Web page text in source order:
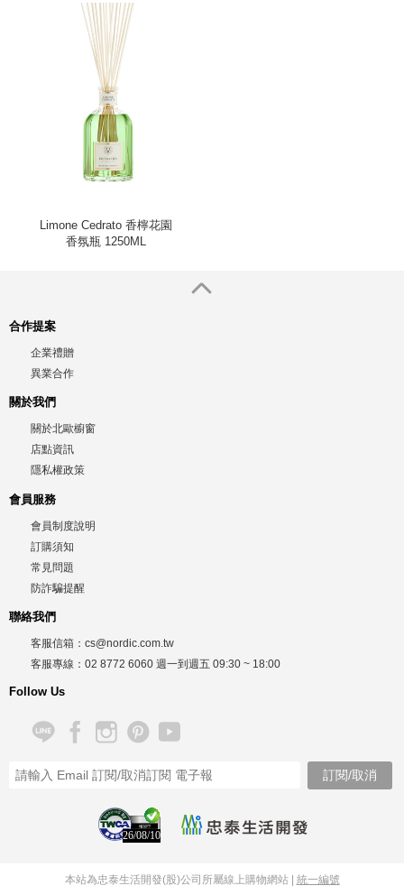
Limone Cedrato 香檸花園
香氛瓶 1250ML
合作提案
企業禮贈
異業合作
關於我們
關於北歐櫥窗
店點資訊
隱私權政策
會員服務
會員制度說明
訂購須知
常見問題
防詐騙提醒
聯絡我們
客服信箱： cs@nordic.com.tw
客服專線： 02 8772 6060 週一到週五 09:30 ~ 18:00
Follow Us
26/08/10
本站為忠泰生活開發(股)公司所屬線上購物網站 | 統一編號